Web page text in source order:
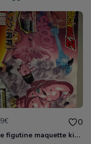
0
boite figutine maquette kid buu dragonball z neuf